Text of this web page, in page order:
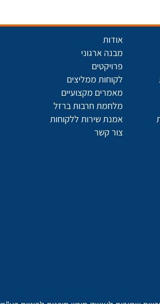
אודות
מבנה ארגוני
פרויקטים
לקוחות ממליצים
מאמרים מקצועיים
מלחמת חרבות ברזל
אמנת שירות ללקוחות
צור קשר